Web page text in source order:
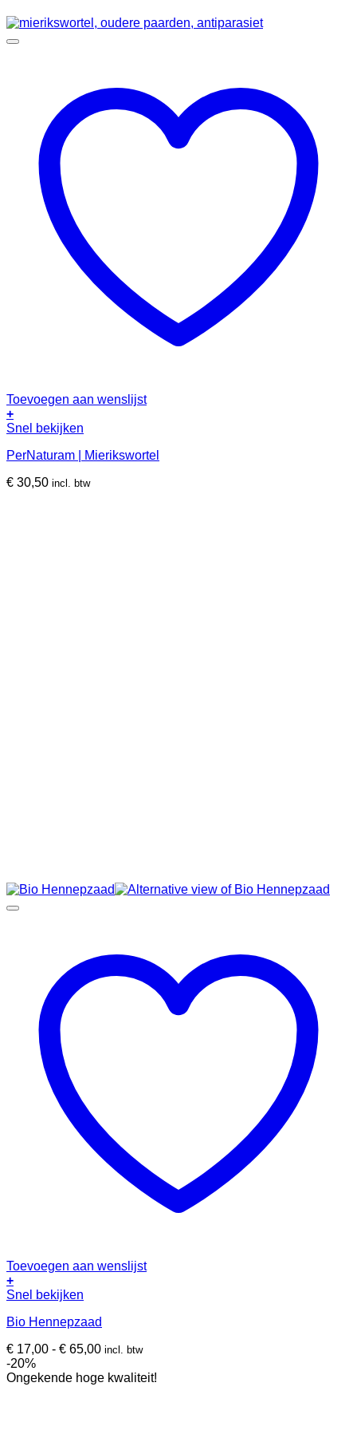
Toevoegen aan wenslijst
+
Snel bekijken
PerNaturam | Mierikswortel
€ 30,50 incl. btw
Toevoegen aan wenslijst
+
Dit
heeft
variaties.
Deze
optie
Snel bekijken
Bio Hennepzaad
€ 17,00 - € 65,00Prijsklasse:
tot
incl. btw
-20%
Ongekende hoge kwaliteit!